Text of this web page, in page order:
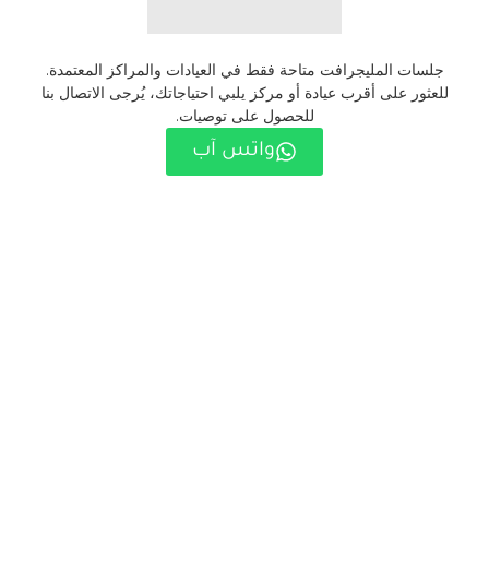
جلسات المليجرافت متاحة فقط في العيادات والمراكز المعتمدة.
للعثور على أقرب عيادة أو مركز يلبي احتياجاتك، يُرجى الاتصال بنا
للحصول على توصيات.
واتس آب